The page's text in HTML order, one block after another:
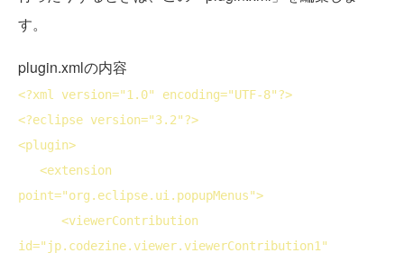
す。
plugin.xmlの内容
<?xml version="1.0" encoding="UTF-8"?>
<?eclipse version="3.2"?>
<plugin>
<extension
point="org.eclipse.ui.popupMenus">
<viewerContribution
id="jp.codezine.viewer.viewerContribution1"